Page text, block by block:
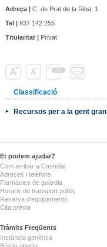
Adreça |C. de Prat de la Riba, 1
Tel |937 142 255
Titularitat |Privat
Classificació
Recursos per a la gent gran
Et podem ajudar?
Com arribar a Castellar
Adreces i telèfons
Farmàcies de guàrdia
Horaris de transport públic
Reserva d'equipaments
Cita prèvia
Tràmits Freqüents
Instància genèrica